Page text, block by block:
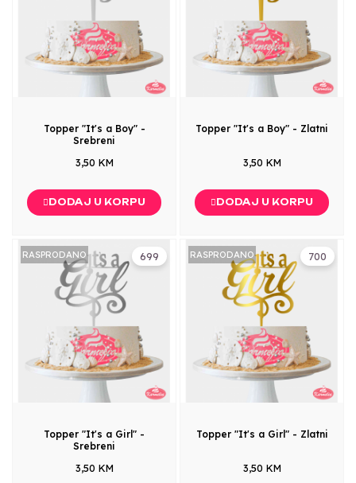
Topper "It's a Boy" -
Srebreni
3,50 KM
DODAJ U KORPU
Topper "It's a Boy" - Zlatni
3,50 KM
DODAJ U KORPU
699
RASPRODANO
Topper "It's a Girl" -
Srebreni
3,50 KM
700
RASPRODANO
Topper "It's a Girl" - Zlatni
3,50 KM